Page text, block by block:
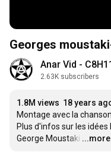
Georges
Anar Vid -
2.63K subscribers
1.8M views 18 years
Montage avec la
Plus d'infos sur les idées
George Moustaki …
...more